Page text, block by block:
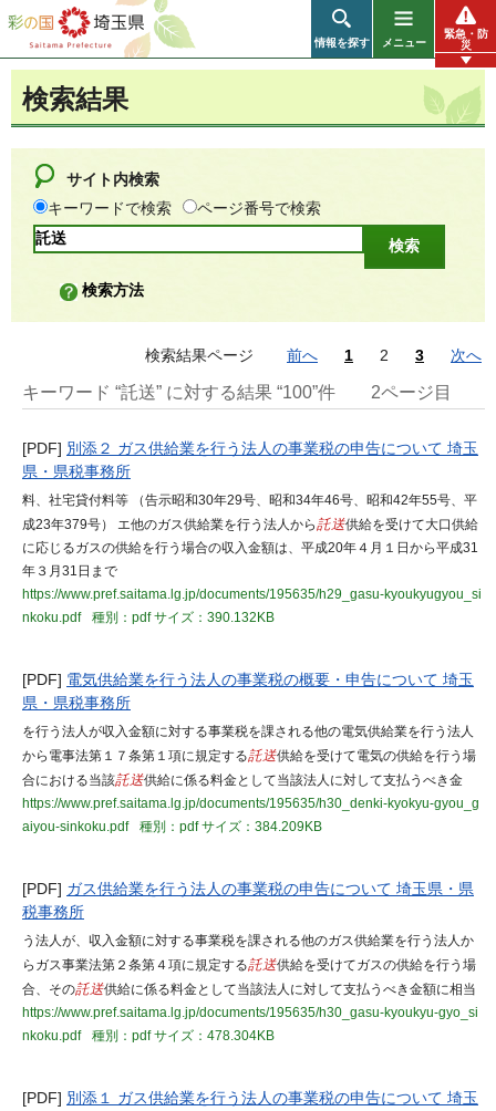
彩の国 埼玉県
情報を探す メニュー
緊急・防
災
検索結果
サイト内検索
キーワードで検索
ページ番号で検索
検索方法
検索結果ページ 前へ 1 2 3 次へ
キーワード “託送” に対する結果 “100”件 2ページ目
[PDF] 別添２ ガス供給業を行う法人の事業税の申告について 埼玉
県・県税事務所
料、社宅貸付料等 （告示昭和30年29号、昭和34年46号、昭和42年55号、平
成23年379号） エ他のガス供給業を行う法人から託送供給を受けて大口供給
に応じるガスの供給を行う場合の収入金額は、平成20年４月１日から平成31
年３月31日まで
https://www.pref.saitama.lg.jp/documents/195635/h29_gasu-kyoukyugyou_si
nkoku.pdf
種別：pdfサイズ：390.132KB
[PDF] 電気供給業を行う法人の事業税の概要・申告について 埼玉
県・県税事務所
を行う法人が収入金額に対する事業税を課される他の電気供給業を行う法人
から電事法第１７条第１項に規定する託送供給を受けて電気の供給を行う場
合における当該託送供給に係る料金として当該法人に対して支払うべき金
https://www.pref.saitama.lg.jp/documents/195635/h30_denki-kyokyu-gyou_g
aiyou-sinkoku.pdf
種別：pdfサイズ：384.209KB
[PDF] ガス供給業を行う法人の事業税の申告について 埼玉県・県
税事務所
う法人が、収入金額に対する事業税を課される他のガス供給業を行う法人か
らガス事業法第２条第４項に規定する託送供給を受けてガスの供給を行う場
合、その託送供給に係る料金として当該法人に対して支払うべき金額に相当
https://www.pref.saitama.lg.jp/documents/195635/h30_gasu-kyoukyu-gyo_si
nkoku.pdf
種別：pdfサイズ：478.304KB
[PDF] 別添１ ガス供給業を行う法人の事業税の申告について 埼玉